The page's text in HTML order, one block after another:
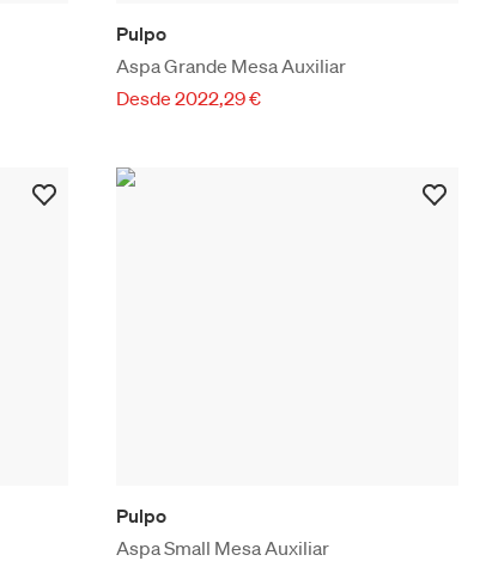
Pulpo
Aspa Grande Mesa Auxiliar
Desde 2022,29 €
Pulpo
Aspa Small Mesa Auxiliar